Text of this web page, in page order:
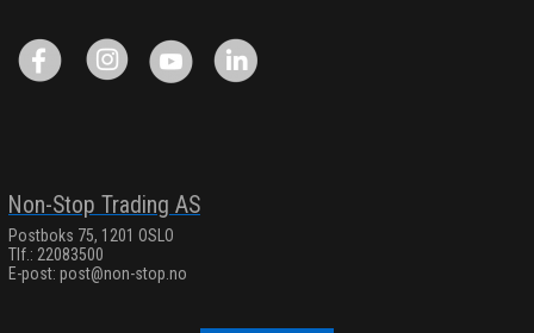
Non-Stop Trading AS
Postboks 75, 1201 OSLO
Tlf.: 22083500
E-post: post@non-stop.no